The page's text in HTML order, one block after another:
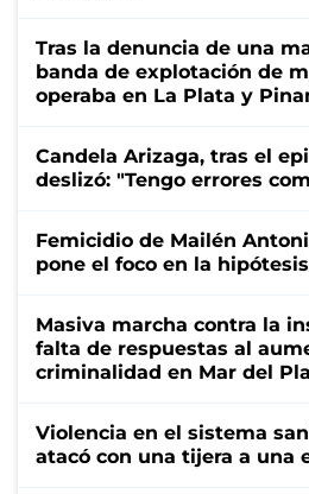
Tras la denuncia de una
banda de explotación de
operaba en La Plata y
Candela Arizaga, tras el
deslizó: "Tengo errores
Femicidio de Mailén
pone el foco en la
Masiva marcha contra la
falta de respuestas al
criminalidad en Mar del
Violencia en el sistema
atacó con una tijera a una